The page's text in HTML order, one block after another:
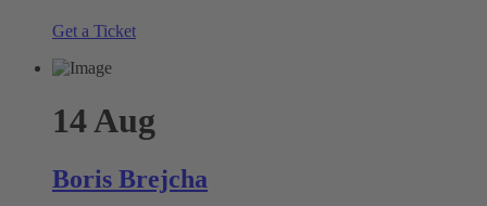
Get a Ticket
14Aug
Boris Brejcha